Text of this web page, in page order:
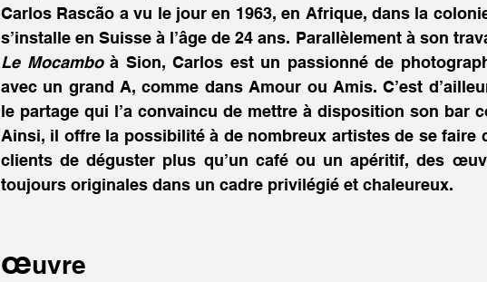
Carlos Rascão a vu le jour en 1963, en Afrique, dans la
Le Mocambo à Sion, Carlos est un passionné de
avec un grand A, comme dans Amour ou Amis. C’est
le partage qui l’a convaincu de mettre à disposition son bar
Ainsi, il offre la possibilité à de nombreux artistes de se faire
clients de déguster plus qu’un café ou un apéritif, des
toujours originales dans un cadre privilégié et chaleureux.
œuvre